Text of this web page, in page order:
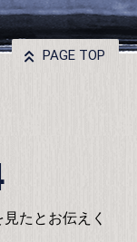
PAGE TOP
たとお伝えく